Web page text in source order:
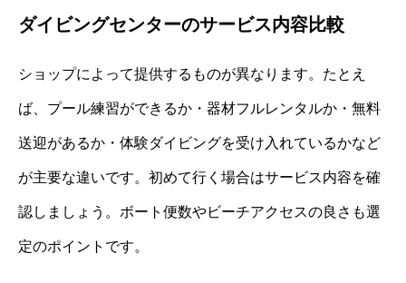
ダイビングセンターのサービス内容比較
ショップによって提供するものが異なります。たとえ
ば、プール練習ができるか・器材フルレンタルか・無料
送迎があるか・体験ダイビングを受け入れているかなど
が主要な違いです。初めて行く場合はサービス内容を確
認しましょう。ボート便数やビーチアクセスの良さも選
定のポイントです。